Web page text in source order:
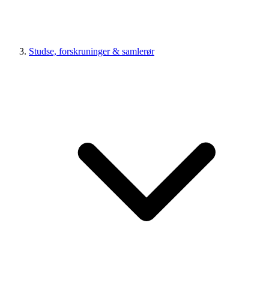
Studse, forskruninger & samlerør